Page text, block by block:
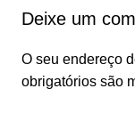
Deixe um
O seu endereço
obrigatórios são